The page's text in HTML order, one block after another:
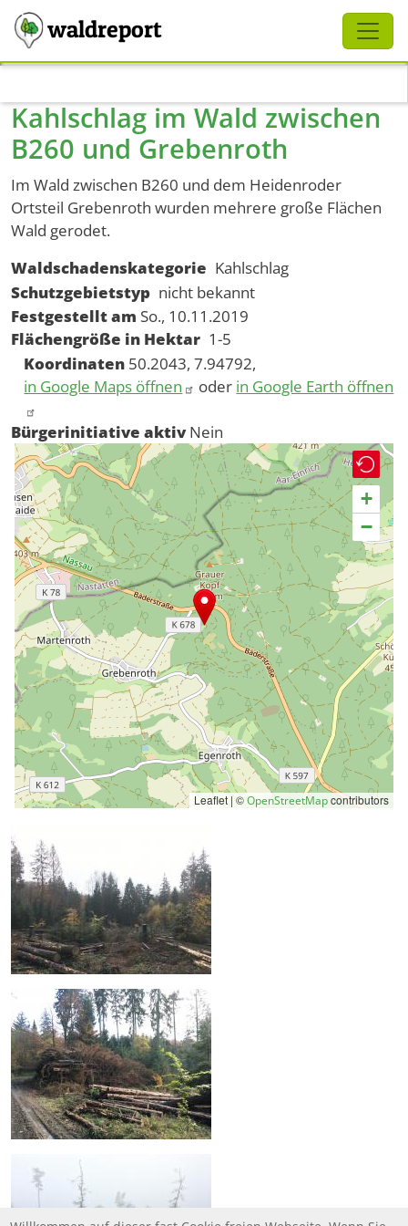
waldreport
Kahlschlag im Wald zwischen
B260 und Grebenroth
Im Wald zwischen B260 und dem Heidenroder
Ortsteil Grebenroth wurden mehrere große Flächen
Wald gerodet.
Waldschadenskategorie Kahlschlag
Schutzgebietstyp nicht bekannt
Festgestellt am So., 10.11.2019
Flächengröße in Hektar 1-5
Koordinaten 50.2043, 7.94792,
in Google Maps öffnen
oder in Google Earth öffnen
Bürgerinitiative aktiv Nein
+
−
Leaflet | ©OpenStreetMapcontributors
Schliessen